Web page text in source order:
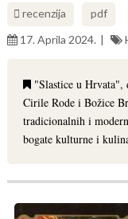
recenzija
pdf
17. Aprila 2024.
"Slastice u Hrvata",
Cirile Rode i Božice
tradicionalnih i
bogate kulturne i